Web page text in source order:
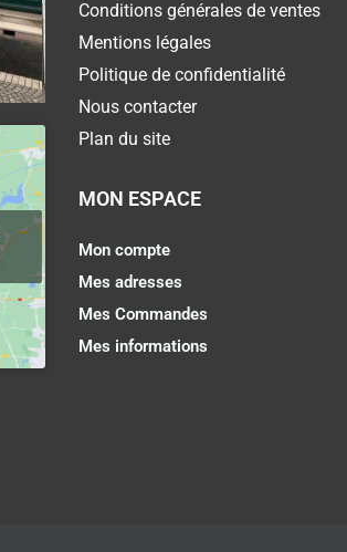
Conditions générales de ventes
Mentions légales
Politique de confidentialité
Nous contacter
Plan du site
MON ESPACE
Mon compte
Mes adresses
Mes Commandes
Mes informations